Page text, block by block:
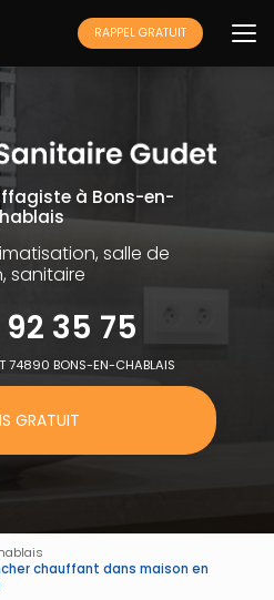
RAPPEL GRATUIT
à Bons-en-
salle de
sanitaire
35 75
74890 BONS-EN-CHABLAIS
GRATUIT
chauffant dans maison en